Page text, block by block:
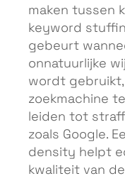
maken tussen
keyword
gebeurt
onnatuurlijke
wordt
zoekmachine
leiden tot
zoals Google.
density helpt
kwaliteit van